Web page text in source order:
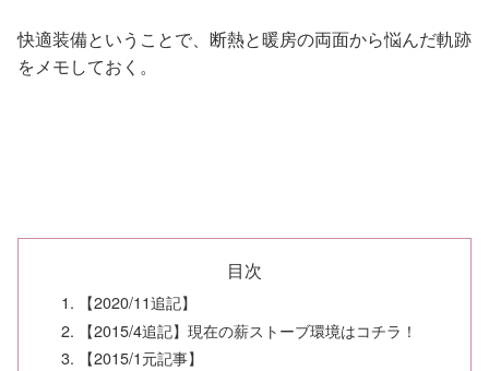
快適装備ということで、断熱と暖房の両面から悩んだ軌跡
をメモしておく。
目次
【2020/11追記】
【2015/4追記】現在の薪ストーブ環境はコチラ！
【2015/1元記事】